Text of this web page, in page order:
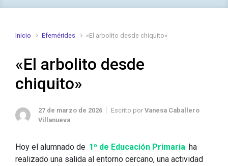
Inicio Efemérides «El arbolito desde chiquito»
«El arbolito desde
chiquito»
27 de marzo de 2026 Escrito por Vanesa Caballero
Villanueva
Hoy el alumnado de 1º de Educación Primaria ha
realizado una salida al entorno cercano, una actividad